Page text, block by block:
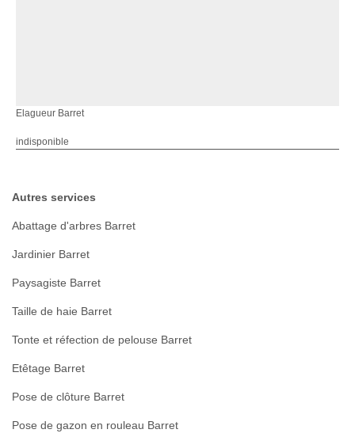
Elagueur Barret
indisponible
Autres services
Abattage d'arbres Barret
Jardinier Barret
Paysagiste Barret
Taille de haie Barret
Tonte et réfection de pelouse Barret
Etêtage Barret
Pose de clôture Barret
Pose de gazon en rouleau Barret